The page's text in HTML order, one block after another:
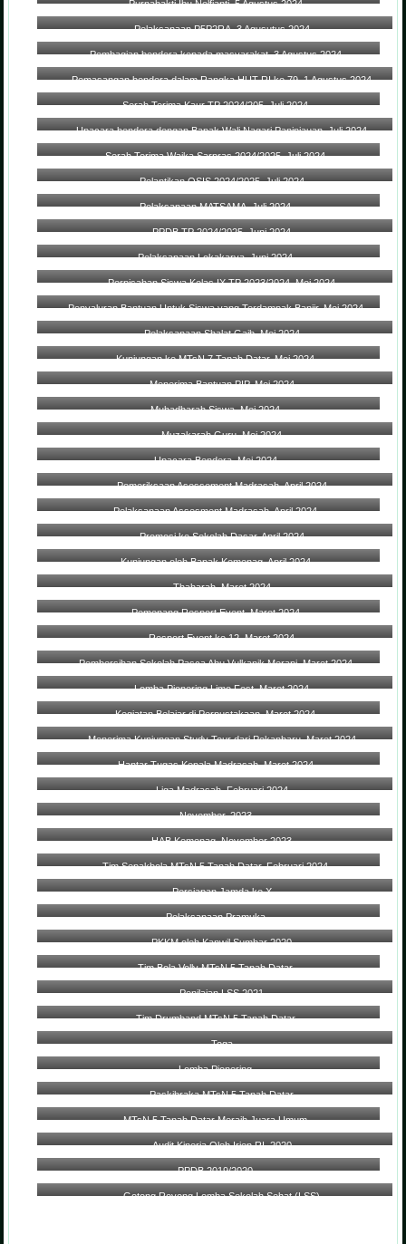
Purnabakti Ibu Nelfianti, 5 Agustus 2024
Pelaksanaan P5P2RA, 3 Agusutus 2024
Pembagian bendera kepada masyarakat, 3 Agustus 2024
Pemasangan bendera dalam Rangka HUT RI ke 79, 1 Agustus 2024
Serah Terima Kaur TP 2024/205, Juli 2024
Upacara bendera dengan Bapak Wali Nagari Paninjauan, Juli 2024
Serah Terima Wajka Sarpras 2024/2025, Juli 2024
Pelantikan OSIS 2024/2025, Juli 2024
Pelaksanaan MATSAMA, Juli 2024
PPDB TP 2024/2025, Juni 2024
Pelaksanaan Lokakarya, Juni 2024
Perpisahan Siswa Kelas IX TP 2023/2024, Mei 2024
Penyaluran Bantuan Untuk Siswa yang Terdampak Banjir, Mei 2024
Pelaksanaan Shalat Gaib, Mei 2024
Kunjungan ke MTsN 7 Tanah Datar, Mei 2024
Menerima Bantuan PIP, Mei 2024
Muhadharah Siswa, Mei 2024
Muzakarah Guru, Mei 2024
Upacara Bendera, Mei 2024
Pemeriksaan Asessement Madrasah, April 2024
Pelaksanaan Assesment Madrasah, April 2024
Promosi ke Sekolah Dasar, April 2024
Kunjungan oleh Bapak Kemenag, April 2024
Thaharah, Maret 2024
Pemenang Resport Event, Maret 2024
Resport Event ke 12, Maret 2024
Pembersihan Sekolah Pasca Abu Vulkanik Merapi, Maret 2024
Lomba Pionering Limo Fest, Maret 2024
Kegiatan Belajar di Perpustakaan, Maret 2024
Menerima Kunjungan Study Tour dari Pekanbaru, Maret 2024
Hantar Tugas Kepala Madrasah, Maret 2024
Liga Madrasah, Februari 2024
November, 2023
HAB Kemenag, November 2023
Tim Sepakbola MTsN 5 Tanah Datar, Februari 2024
Persiapan Jamda ke X
Pelaksanaan Pramuka
PKKM oleh Kanwil Sumbar 2020
Tim Bola Volly MTsN 5 Tanah Datar
Penilaian LSS 2021
Tim Drumband MTsN 5 Tanah Datar
Toga
Lomba Pionering
Paskibraka MTsN 5 Tanah Datar
MTsN 5 Tanah Datar Meraih Juara Umum
Audit Kinerja Oleh Irjen RI, 2020
PPDB 2019/2020
Gotong Royong Lomba Sekolah Sehat (LSS)